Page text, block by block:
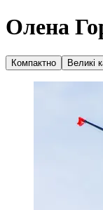
Олена
Компактно Великі